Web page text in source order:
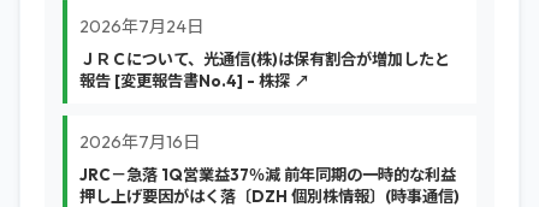
2026年7月24日
ＪＲＣについて、光通信(株)は保有割合が増加したと
報告 [変更報告書No.4] - 株探 ↗
2026年7月16日
JRC－急落 1Q営業益37％減 前年同期の一時的な利益
押し上げ要因がはく落〔DZH 個別株情報〕(時事通信)